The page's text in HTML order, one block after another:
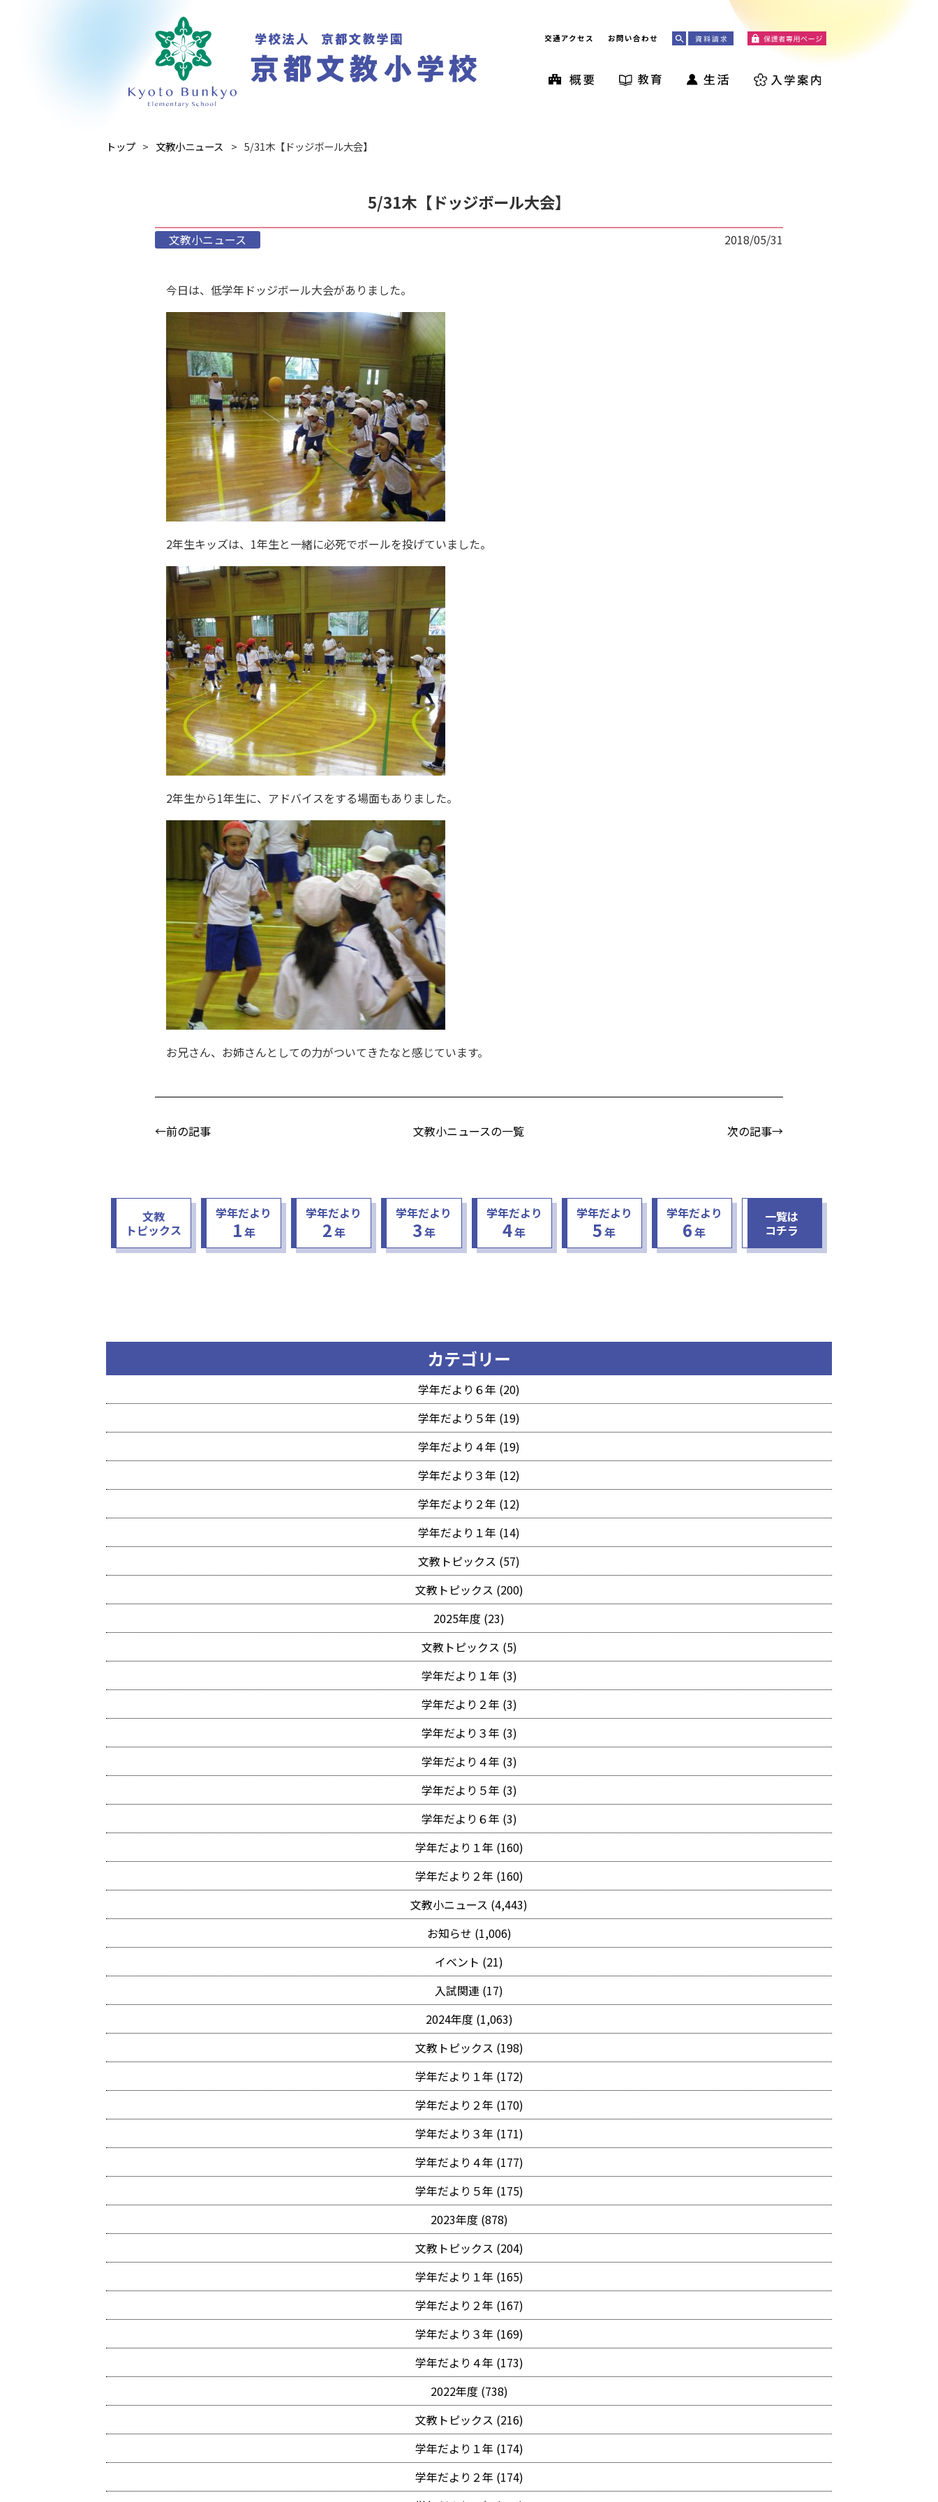
交通アクセス お問い合わせ
トップ 文教小ニュース 5/31木【ドッジボール大会】
5/31木【ドッジボール大会】
文教小ニュース 2018/05/31
今日は、低学年ドッジボール大会がありました。
2年生キッズは、1年生と一緒に必死でボールを投げていました。
2年生から1年生に、アドバイスをする場面もありました。
お兄さん、お姉さんとしての力がついてきたなと感じています。
←前の記事 文教小ニュースの一覧 次の記事→
文教
トピックス
学年だより
1年
学年だより
2年
学年だより
3年
学年だより
4年
学年だより
5年
学年だより
6年
一覧は
コチラ
カテゴリー
学年だより６年 (20)
学年だより５年 (19)
学年だより４年 (19)
学年だより３年 (12)
学年だより２年 (12)
学年だより１年 (14)
文教トピックス (57)
文教トピックス (200)
2025年度 (23)
文教トピックス (5)
学年だより１年 (3)
学年だより２年 (3)
学年だより３年 (3)
学年だより４年 (3)
学年だより５年 (3)
学年だより６年 (3)
学年だより１年 (160)
学年だより２年 (160)
文教小ニュース (4,443)
お知らせ (1,006)
イベント (21)
入試関連 (17)
2024年度 (1,063)
文教トピックス (198)
学年だより１年 (172)
学年だより２年 (170)
学年だより３年 (171)
学年だより４年 (177)
学年だより５年 (175)
2023年度 (878)
文教トピックス (204)
学年だより１年 (165)
学年だより２年 (167)
学年だより３年 (169)
学年だより４年 (173)
2022年度 (738)
文教トピックス (216)
学年だより１年 (174)
学年だより２年 (174)